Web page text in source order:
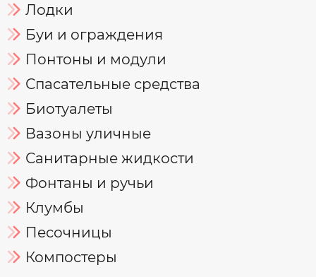
Лодки
Буи и ограждения
Понтоны и модули
Спасательные средства
Биотуалеты
Вазоны уличные
Санитарные жидкости
Фонтаны и ручьи
Клумбы
Песочницы
Компостеры